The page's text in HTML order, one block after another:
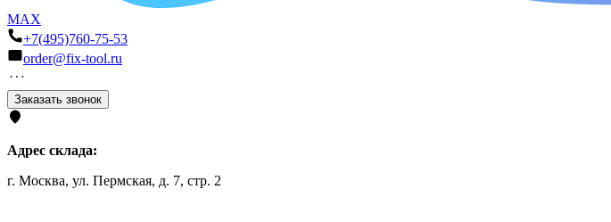
MAX
+7(495)760-75-53
order@fix-tool.ru
Заказать звонок
Адрес склада:
г. Москва, ул. Пермская, д. 7, стр. 2